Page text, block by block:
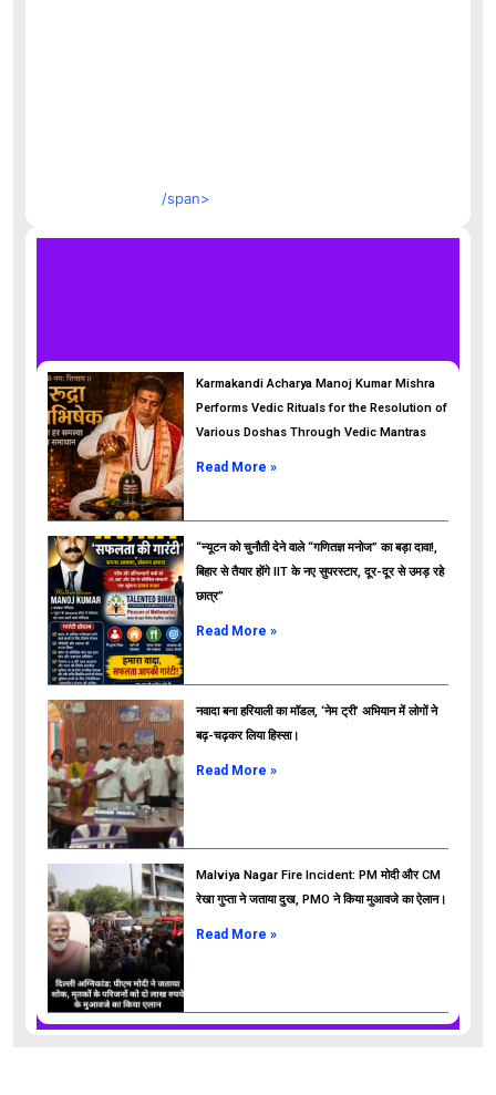
/span>
ads
Karmakandi Acharya Manoj Kumar Mishra
Performs Vedic Rituals for the Resolution of
Various Doshas Through Vedic Mantras
Read More »
“न्यूटन को चुनौती देने वाले “गणितज्ञ मनोज” का बड़ा दावा!,
बिहार से तैयार होंगे IIT के नए सुपरस्टार, दूर-दूर से उमड़ रहे
छात्र”
Read More »
नवादा बना हरियाली का मॉडल, ‘नेम ट्री’ अभियान में लोगों ने
बढ़-चढ़कर लिया हिस्सा।
Read More »
Malviya Nagar Fire Incident: PM मोदी और CM
रेखा गुप्ता ने जताया दुख, PMO ने किया मुआवजे का ऐलान।
Read More »